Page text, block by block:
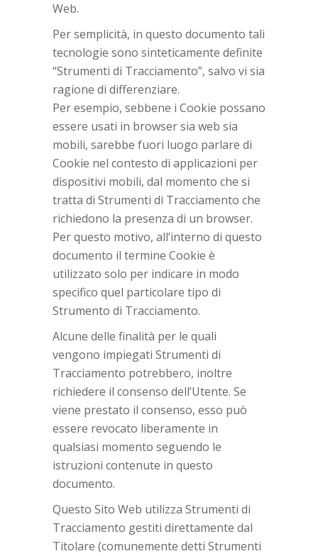
Web.
Per semplicità, in questo documento tali
tecnologie sono sinteticamente definite
“Strumenti di Tracciamento”, salvo vi sia
ragione di differenziare.
Per esempio, sebbene i Cookie possano
essere usati in browser sia web sia
mobili, sarebbe fuori luogo parlare di
Cookie nel contesto di applicazioni per
dispositivi mobili, dal momento che si
tratta di Strumenti di Tracciamento che
richiedono la presenza di un browser.
Per questo motivo, all’interno di questo
documento il termine Cookie è
utilizzato solo per indicare in modo
specifico quel particolare tipo di
Strumento di Tracciamento.
Alcune delle finalità per le quali
vengono impiegati Strumenti di
Tracciamento potrebbero, inoltre
richiedere il consenso dell’Utente. Se
viene prestato il consenso, esso può
essere revocato liberamente in
qualsiasi momento seguendo le
istruzioni contenute in questo
documento.
Questo Sito Web utilizza Strumenti di
Tracciamento gestiti direttamente dal
Titolare (comunemente detti Strumenti